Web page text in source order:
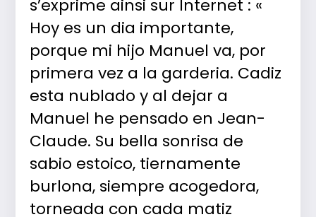
s’exprime ainsi sur Internet : «
Hoy es un dia importante,
porque mi hijo Manuel va, por
primera vez a la garderia. Cadiz
esta nublado y al dejar a
Manuel he pensado en Jean-
Claude. Su bella sonrisa de
sabio estoico, tiernamente
burlona, siempre acogedora,
torneada con cada matiz